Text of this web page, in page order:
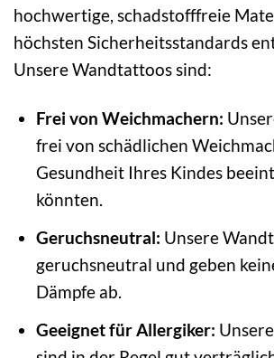
hochwertige, schadstofffreie
höchsten Sicherheitsstandards
Unsere Wandtattoos sind:
Frei von Weichmachern:
frei von schädlichen
Gesundheit Ihres Kindes
könnten.
Geruchsneutral: Unsere
geruchsneutral und geben
Dämpfe ab.
Geeignet für Allergiker: